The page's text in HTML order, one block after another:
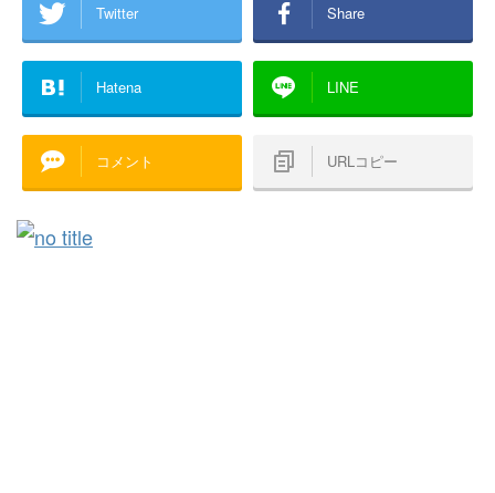
Twitter Share
Hatena LINE
コメント URLコピー